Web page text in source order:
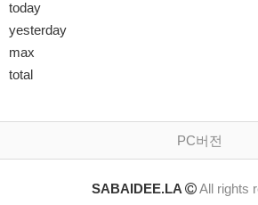
today
yesterday
max
total
PC버전
SABAIDEE.LA All rights